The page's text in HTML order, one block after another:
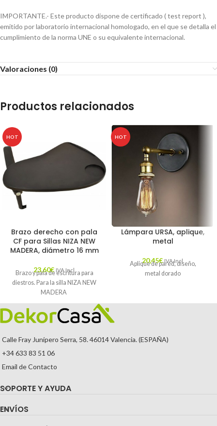
IMPORTANTE.- Este producto dispone de certificado ( test report ),
emitido por laboratorio internacional homologado, en el que se detalla el
cumplimiento de la norma UNE o su equivalente internacional.
Valoraciones (0)
Productos relacionados
HOT
Brazo derecho con pala
CF para Sillas NIZA NEW
MADERA, diámetro 16 mm
23,60€ IVA Incl.
Brazo y pala de escritura para
diestros. Para la silla NIZA NEW
MADERA
HOT
Lámpara URSA, aplique,
metal
20,45€ IVA Incl.
Aplique de pared, diseño,
metal dorado
Calle Fray Junípero Serra, 58. 46014 Valencia. (ESPAÑA)
+34 633 83 51 06
Email de Contacto
SOPORTE Y AYUDA
ENVÍOS